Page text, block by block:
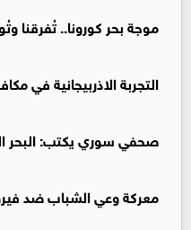
موجة بحر كورونا.. تُفرقنا
التجربة الاذربيجانية في
صحفي سوري يكتب: البحر
معركة وعي الشباب ضد